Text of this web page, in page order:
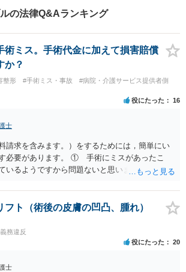
の法律Q&Aランキング
術ミス。手術代金に加えて損害賠償
か？
整形 #手術ミス・事故
#病院・介護サービス提供者側
役にたった 16
士
請求を含みます。）をするためには，簡単にい
必要があります。 ① 手術にミスがあったこ
いるようですから問題ないと思います。 ② 手
マスクが外せなくなったこと ④ 仕事を休まな
た「せいで」休業損害が発生したこと ⑤ マスク
いで」経済的に評価できる精神的な損害が発生
強調した点が，内藤先生のご指摘なさる「相当
のミスと関係のないことまでは責任追及ができ
たとか， 手術のミスの結果，入院期間が延びて
フト（術後の皮膚の凹凸、腫れ）
務違反
役にたった 20
士